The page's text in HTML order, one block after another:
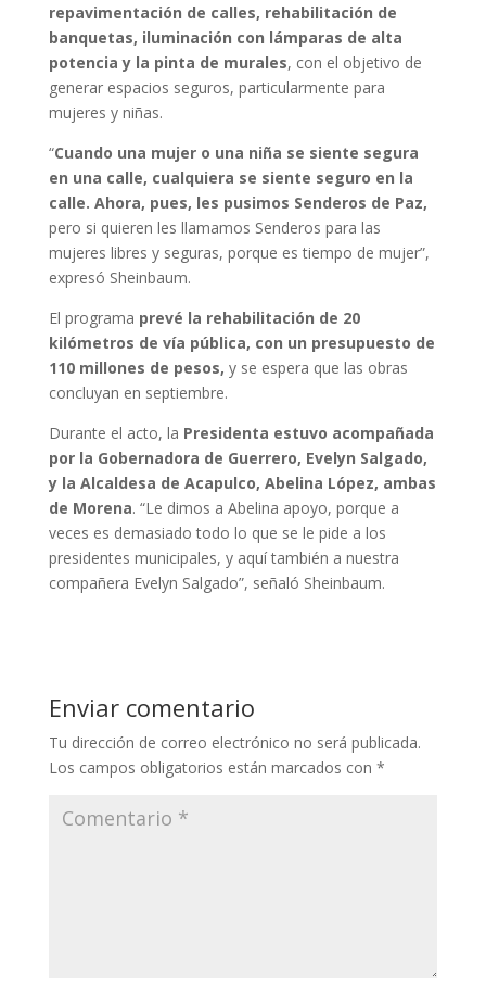
repavimentación de calles, rehabilitación de
banquetas, iluminación con lámparas de alta
potencia y la pinta de murales, con el objetivo de
generar espacios seguros, particularmente para
mujeres y niñas.
“Cuando una mujer o una niña se siente segura
en una calle, cualquiera se siente seguro en la
calle. Ahora, pues, les pusimos Senderos de Paz,
pero si quieren les llamamos Senderos para las
mujeres libres y seguras, porque es tiempo de mujer”,
expresó Sheinbaum.
El programa prevé la rehabilitación de 20
kilómetros de vía pública, con un presupuesto de
110 millones de pesos, y se espera que las obras
concluyan en septiembre.
Durante el acto, la Presidenta estuvo acompañada
por la Gobernadora de Guerrero, Evelyn Salgado,
y la Alcaldesa de Acapulco, Abelina López, ambas
de Morena. “Le dimos a Abelina apoyo, porque a
veces es demasiado todo lo que se le pide a los
presidentes municipales, y aquí también a nuestra
compañera Evelyn Salgado”, señaló Sheinbaum.
Enviar comentario
Tu dirección de correo electrónico no será publicada.
Los campos obligatorios están marcados con *